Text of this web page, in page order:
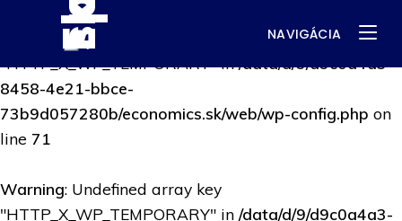
: Undefined array key
"HTTP_X_WP_TEMPORARY" in/data/d/9/d9c0a4a3-
8458-4e21-bbce-
73b9d057280b/economics.sk/web/wp-config.php on
line 71
Warning: Undefined array key
"HTTP_X_WP_TEMPORARY" in /data/d/9/d9c0a4a3-
NAVIGÁCIA